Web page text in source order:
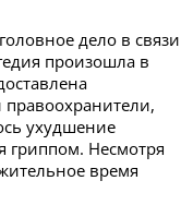
дело в связи
произошла в
правоохранители,
ухудшение
гриппом. Несмотря
время